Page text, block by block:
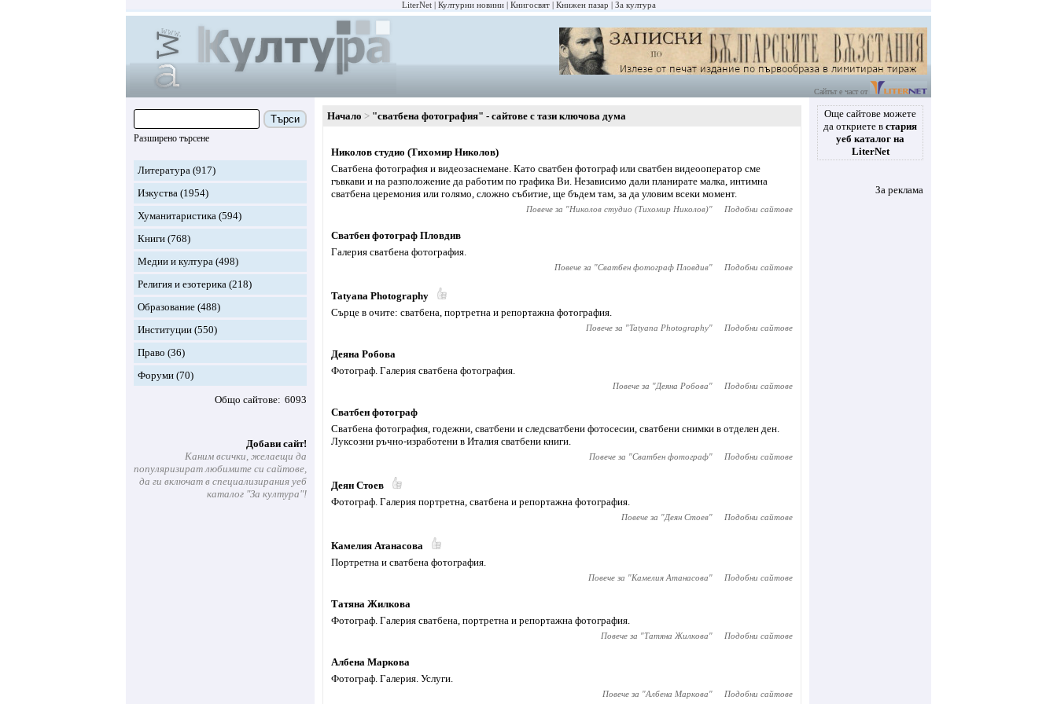
LiterNet Културни новини Книгосвят Книжен пазар За култура
Сайтът е част от
Търси
Разширено търсене
Литература (917)
Изкуства (1954)
Хуманитаристика (594)
Книги (768)
Медии и култура (498)
Религия и езотерика (218)
Образование (488)
Институции (550)
Право (36)
Форуми (70)
Общо сайтове 6093
Добави сайт!
Каним всички, желаещи да
популяризират любимите си сайтове,
да ги включат в специализирания уеб
каталог "За култура"!
Начало "сватбена фотография" - сайтове с тази ключова дума
Николов студио (Тихомир Николов)
Сватбена фотография и видеозаснемане. Като сватбен фотограф или сватбен видеооператор сме
гъвкави и на разположение да работим по графика Ви. Независимо дали планирате малка, интимна
сватбена церемония или голямо, сложно събитие, ще бъдем там, за да уловим всеки момент.
Повече за "Николов студио (Тихомир Николов)" Подобни сайтове
Сватбен фотограф Пловдив
Галерия сватбена фотография.
Повече за "Сватбен фотограф Пловдив" Подобни сайтове
Tatyana Photography
Сърце в очите: сватбена, портретна и репортажна фотография.
Повече за "Tatyana Photography" Подобни сайтове
Деяна Робова
Фотограф. Галерия сватбена фотография.
Повече за "Деяна Робова" Подобни сайтове
Сватбен фотограф
Сватбена фотография, годежни, сватбени и следсватбени фотосесии, сватбени снимки в отделен ден.
Луксозни ръчно-изработени в Италия сватбени книги.
Повече за "Сватбен фотограф" Подобни сайтове
Деян Стоев
Фотограф. Галерия портретна, сватбена и репортажна фотография.
Повече за "Деян Стоев" Подобни сайтове
Камелия Атанасова
Портретна и сватбена фотография.
Повече за "Камелия Атанасова" Подобни сайтове
Татяна Жилкова
Фотограф. Галерия сватбена, портретна и репортажна фотография.
Повече за "Татяна Жилкова" Подобни сайтове
Албена Маркова
Фотограф. Галерия. Услуги.
Повече за "Албена Маркова" Подобни сайтове
Още сайтове можете
да откриете в стария
уеб каталог на
LiterNet
За реклама